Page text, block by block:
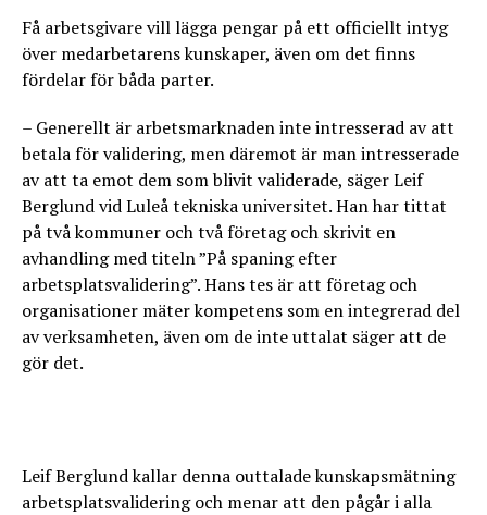
Få arbetsgivare vill lägga pengar på ett officiellt intyg
över medarbetarens kunskaper, även om det finns
fördelar för båda parter.
– Generellt är arbetsmarknaden inte intresserad av att
betala för validering, men däremot är man intresserade
av att ta emot dem som blivit validerade, säger Leif
Berglund vid Luleå tekniska universitet. Han har tittat
på två kommuner och två företag och skrivit en
avhandling med titeln ”På spaning efter
arbetsplatsvalidering”. Hans tes är att företag och
organisationer mäter kompetens som en integrerad del
av verksamheten, även om de inte uttalat säger att de
gör det.
Leif Berglund kallar denna outtalade kunskapsmätning
arbetsplatsvalidering och menar att den pågår i alla